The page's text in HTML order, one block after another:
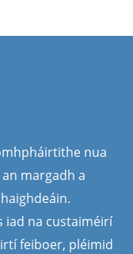
nua
margadh a
iad na custaiméirí
feiboer, pléimid